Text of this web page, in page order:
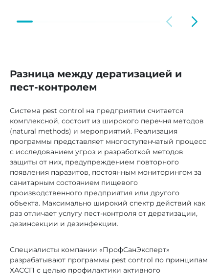
Разница между дератизацией и
пест-контролем
Система pest control на предприятии считается
комплексной, состоит из широкого перечня методов
(natural methods) и мероприятий. Реализация
программы представляет многоступенчатый процесс
с исследованием угроз и разработкой методов
защиты от них, предупреждением повторного
появления паразитов, постоянным мониторингом за
санитарным состоянием пищевого
производственного предприятия или другого
объекта. Максимально широкий спектр действий как
раз отличает услугу пест-контроля от дератизации,
дезинсекции и дезинфекции.
Специалисты компании «ПрофСанЭксперт»
разрабатывают программы pest control по принципам
ХАССП с целью профилактики активного